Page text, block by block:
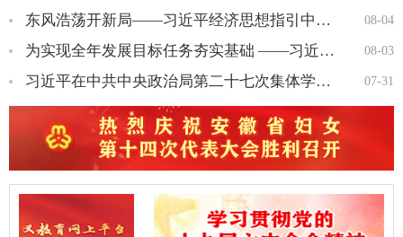
08-04
东风浩荡开新局——习近平经济思想指引中国经济高质量发展行稳致…
08-03
为实现全年发展目标任务夯实基础 ——习近平总书记引领“十五五…
07-31
习近平在中共中央政治局第二十七次集体学习时强调 强化政治引领 …